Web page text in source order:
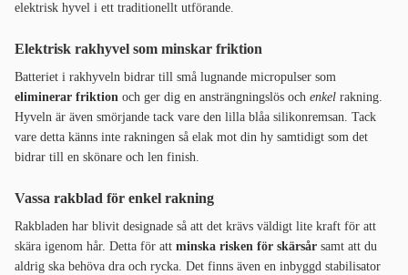
elektrisk hyvel i ett traditionellt utförande.
Elektrisk rakhyvel som minskar friktion
Batteriet i rakhyveln bidrar till små lugnande micropulser som
eliminerar friktion och ger dig en ansträngningslös och enkel rakning.
Hyveln är även smörjande tack vare den lilla blåa silikonremsan. Tack
vare detta känns inte rakningen så elak mot din hy samtidigt som det
bidrar till en skönare och len finish.
Vassa rakblad för enkel rakning
Rakbladen har blivit designade så att det krävs väldigt lite kraft för att
skära igenom hår. Detta för att minska risken för skärsår samt att du
aldrig ska behöva dra och rycka. Det finns även en inbyggd stabilisator